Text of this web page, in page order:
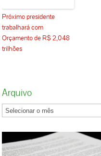
Próximo presidente
trabalhará com
Orçamento de R$ 2,048
trilhões
Arquivo